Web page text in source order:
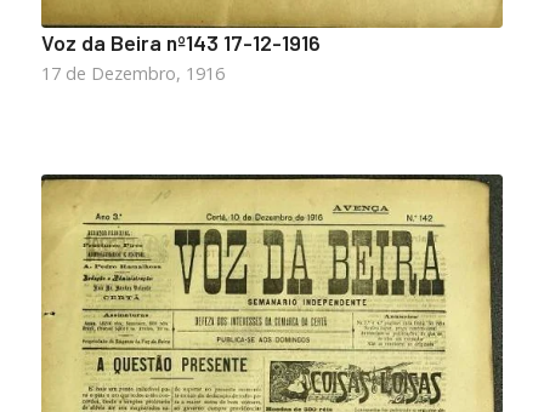
Voz da Beira nº143 17-12-1916
17 de Dezembro, 1916